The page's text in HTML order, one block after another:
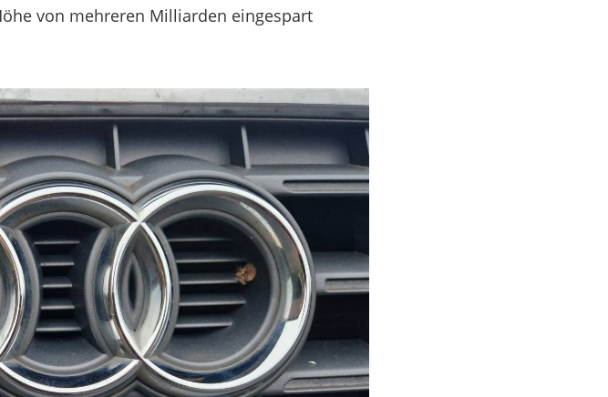
von mehreren Milliarden eingespart